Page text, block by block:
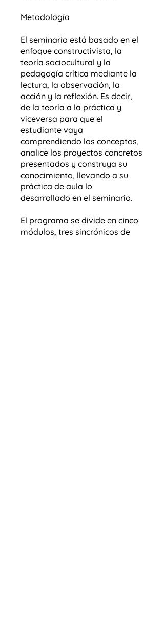
Metodología
El seminario está basado en el
enfoque constructivista, la
teoría sociocultural y la
pedagogía crítica mediante la
lectura, la observación, la
acción y la reflexión. Es decir,
de la teoría a la práctica y
viceversa para que el
estudiante vaya
comprendiendo los conceptos,
analice los proyectos concretos
presentados y construya su
conocimiento, llevando a su
práctica de aula lo
desarrollado en el seminario.
El programa se divide en cinco
módulos, tres sincrónicos de